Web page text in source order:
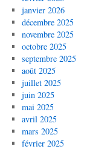
janvier 2026
décembre 2025
novembre 2025
octobre 2025
septembre 2025
août 2025
juillet 2025
juin 2025
mai 2025
avril 2025
mars 2025
février 2025